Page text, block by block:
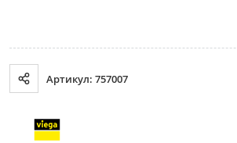
Артикул: 757007